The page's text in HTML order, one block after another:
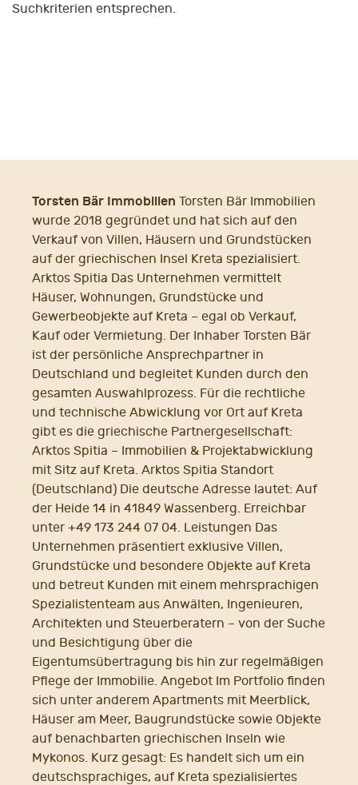
Suchkriterien entsprechen.
Torsten Bär Immobilien Torsten Bär Immobilien
wurde 2018 gegründet und hat sich auf den
Verkauf von Villen, Häusern und Grundstücken
auf der griechischen Insel Kreta spezialisiert.
Arktos Spitia Das Unternehmen vermittelt
Häuser, Wohnungen, Grundstücke und
Gewerbeobjekte auf Kreta – egal ob Verkauf,
Kauf oder Vermietung. Der Inhaber Torsten Bär
ist der persönliche Ansprechpartner in
Deutschland und begleitet Kunden durch den
gesamten Auswahlprozess. Für die rechtliche
und technische Abwicklung vor Ort auf Kreta
gibt es die griechische Partnergesellschaft:
Arktos Spitia – Immobilien & Projektabwicklung
mit Sitz auf Kreta. Arktos Spitia Standort
(Deutschland) Die deutsche Adresse lautet: Auf
der Heide 14 in 41849 Wassenberg. Erreichbar
unter +49 173 244 07 04. Leistungen Das
Unternehmen präsentiert exklusive Villen,
Grundstücke und besondere Objekte auf Kreta
und betreut Kunden mit einem mehrsprachigen
Spezialistenteam aus Anwälten, Ingenieuren,
Architekten und Steuerberatern – von der Suche
und Besichtigung über die
Eigentumsübertragung bis hin zur regelmäßigen
Pflege der Immobilie. Angebot Im Portfolio finden
sich unter anderem Apartments mit Meerblick,
Häuser am Meer, Baugrundstücke sowie Objekte
auf benachbarten griechischen Inseln wie
Mykonos. Kurz gesagt: Es handelt sich um ein
deutschsprachiges, auf Kreta spezialisiertes